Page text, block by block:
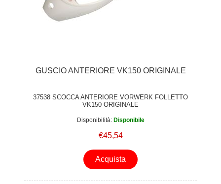
GUSCIO ANTERIORE VK150 ORIGINALE
37538 SCOCCA ANTERIORE VORWERK FOLLETTO
VK150 ORIGINALE
Disponibilità: Disponibile
€45,54
Acquista